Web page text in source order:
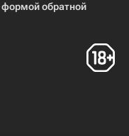
формой обратной